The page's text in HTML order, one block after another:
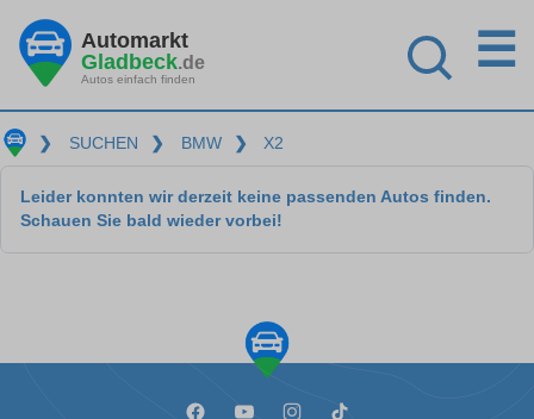
Automarkt
Gladbeck.de
Autos einfach finden
☰
❯ SUCHEN ❯ BMW ❯ X2
Leider konnten wir derzeit keine passenden Autos finden.
Schauen Sie bald wieder vorbei!